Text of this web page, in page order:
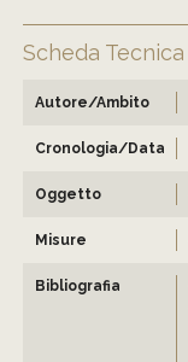
Scheda Tecnica
Autore/Ambito
Cronologia/Data
Oggetto
Misure
Bibliografia